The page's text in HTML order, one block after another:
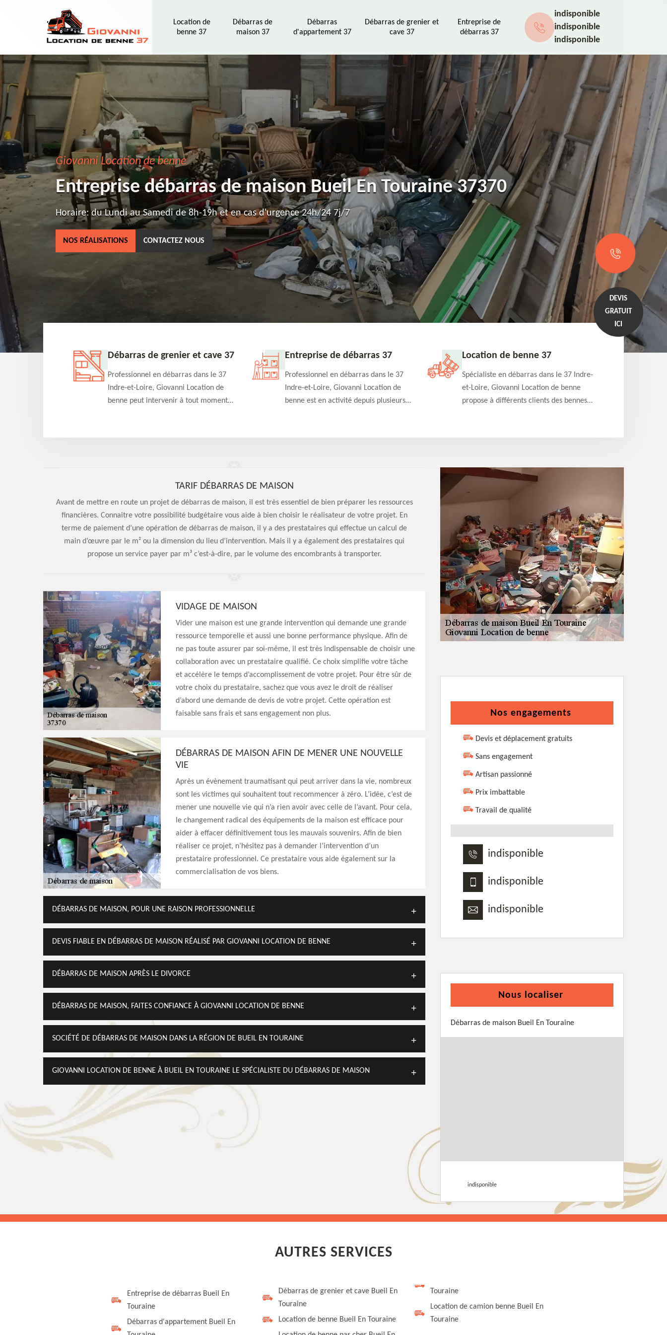
Location de
benne 37
Débarras de
maison 37
Débarras
d'appartement 37
Débarras de grenier et
cave 37
Entreprise de
débarras 37
indisponible
indisponible
indisponible
Giovanni Location de benne
Entreprise débarras de maison Bueil En Touraine 37370
Horaire: du Lundi au Samedi de 8h-19h et en cas d'urgence 24h/24 7j/7
NOS RÉALISATIONS CONTACTEZ NOUS
DEVIS
GRATUIT
ICI
et cave 37 Entreprise de débarras 37
Professionnel en débarras dans le 37
Indre-et-Loire, Giovanni Location de
benne est en activité depuis plusieurs
appartement, cave et grenier. Vous fait
Location de benne 37
Spécialiste en débarras dans le 37 Indre-
et-Loire, Giovanni Location de benne
propose à différents clients des bennes
Débarras de maison 37
Giovanni Location de benne est un
spécialiste en débarras dans le 37 Indre-
et-Loire qui peut s'occuper du débarras
et efficace
TARIF DÉBARRAS DE MAISON
Avant de mettre en route un projet de débarras de maison, il est très essentiel de bien préparer les ressources
financières. Connaitre votre possibilité budgétaire vous aide à bien choisir le réalisateur de votre projet. En
terme de paiement d’une opération de débarras de maison, il y a des prestataires qui effectue un calcul de
main d’œuvre par le m² ou la dimension du lieu d’intervention. Mais il y a également des prestataires qui
propose un service payer par m³ c’est-à-dire, par le volume des encombrants à transporter.
VIDAGE DE MAISON
Vider une maison est une grande intervention qui demande une grande
ressource temporelle et aussi une bonne performance physique. Afin de
ne pas toute assurer par soi-même, il est très indispensable de choisir une
collaboration avec un prestataire qualifié. Ce choix simplifie votre tâche
et accélère le temps d’accomplissement de votre projet. Pour être sûr de
votre choix du prestataire, sachez que vous avez le droit de réaliser
d’abord une demande de devis de votre projet. Cette opération est
faisable sans frais et sans engagement non plus.
DÉBARRAS DE MAISON AFIN DE MENER UNE NOUVELLE
VIE
Après un évènement traumatisant qui peut arriver dans la vie, nombreux
sont les victimes qui souhaitent tout recommencer à zéro. L’idée, c’est de
mener une nouvelle vie qui n’a rien avoir avec celle de l’avant. Pour cela,
le changement radical des équipements de la maison est efficace pour
aider à effacer définitivement tous les mauvais souvenirs. Afin de bien
réaliser ce projet, n’hésitez pas à demander l’intervention d’un
prestataire professionnel. Ce prestataire vous aide également sur la
commercialisation de vos biens.
DÉBARRAS DE MAISON, POUR UNE RAISON PROFESSIONNELLE
DEVIS FIABLE EN DÉBARRAS DE MAISON RÉALISÉ PAR GIOVANNI LOCATION DE BENNE
DÉBARRAS DE MAISON APRÈS LE DIVORCE
DÉBARRAS DE MAISON, FAITES CONFIANCE À GIOVANNI LOCATION DE BENNE
SOCIÉTÉ DE DÉBARRAS DE MAISON DANS LA RÉGION DE BUEIL EN TOURAINE
GIOVANNI LOCATION DE BENNE À BUEIL EN TOURAINE LE SPÉCIALISTE DU DÉBARRAS DE MAISON
Nos engagements
Devis et déplacement gratuits
Sans engagement
Artisan passionné
Prix imbattable
Travail de qualité
indisponible
indisponible
indisponible
Nous localiser
Débarras de maison Bueil En Touraine
indisponible
AUTRES SERVICES
Entreprise de débarras Bueil En
Touraine
Débarras d'appartement Bueil En
Débarras de grenier et cave Bueil En
Touraine
Location de benne Bueil En Touraine
Touraine
Location de camion benne Bueil En
Touraine